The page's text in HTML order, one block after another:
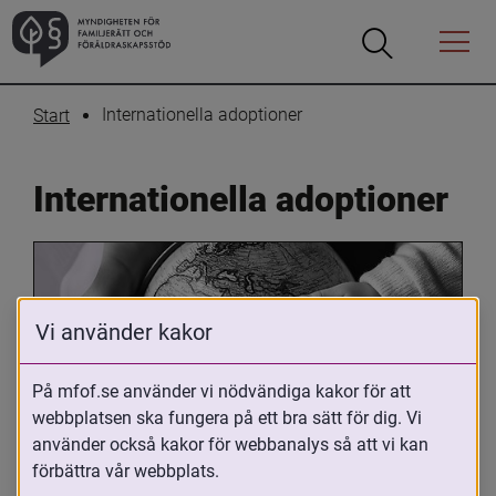
Öppna
Öppna
Menyn
Start Internationella adoptioner
Internationella adoptioner
Oavsett om du är adopterad,
adoptivförälder eller arbetar med
Vi använder kakor
På mfof.se använder vi nödvändiga kakor för att
webbplatsen ska fungera på ett bra sätt för dig. Vi
använder också kakor för webbanalys så att vi kan
förbättra vår webbplats.